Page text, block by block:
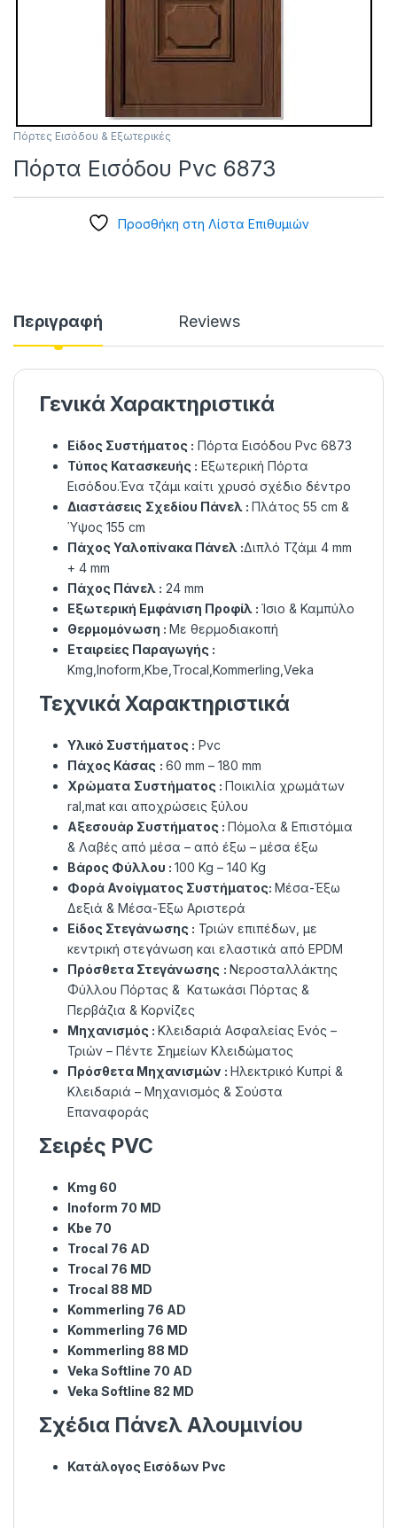
Πόρτες Εισόδου & Εξωτερικές
Πόρτα Εισόδου Pvc 6873
Προσθήκη στη Λίστα Επιθυμιών
Περιγραφή Reviews
Γενικά Χαρακτηριστικά
Είδος Συστήματος : Πόρτα Εισόδου Pvc 6873
Τύπος Κατασκευής : Εξωτερική Πόρτα
Εισόδου.Ένα τζάμι καίτι χρυσό σχέδιο δέντρο
Διαστάσεις Σχεδίου Πάνελ : Πλάτος 55 cm &
Ύψος 155 cm
Πάχος Υαλοπίνακα Πάνελ :Διπλό Τζάμι 4 mm
+ 4 mm
Πάχος Πάνελ : 24 mm
Εξωτερική Εμφάνιση Προφίλ : Ίσιο & Καμπύλο
Θερμομόνωση : Με θερμοδιακοπή
Εταιρείες Παραγωγής :
Kmg,Inoform,Kbe,Trocal,Kommerling,Veka
Τεχνικά Χαρακτηριστικά
Υλικό Συστήματος : Pvc
Πάχος Κάσας : 60 mm – 180 mm
Χρώματα Συστήματος : Ποικιλία χρωμάτων
ral,mat και αποχρώσεις ξύλου
Αξεσουάρ Συστήματος : Πόμολα & Επιστόμια
& Λαβές από μέσα – από έξω – μέσα έξω
Βάρος Φύλλου : 100 Kg – 140 Kg
Φορά Ανοίγματος Συστήματος: Μέσα-Έξω
Δεξιά & Μέσα-Έξω Αριστερά
Είδος Στεγάνωσης : Τριών επιπέδων, µε
κεντρική στεγάνωση και ελαστικά από EPDM
Πρόσθετα Στεγάνωσης : Νεροσταλλάκτης
Φύλλου Πόρτας & Κατωκάσι Πόρτας &
Περβάζια & Κορνίζες
Μηχανισμός : Κλειδαριά Ασφαλείας Ενός –
Τριών – Πέντε Σημείων Κλειδώματος
Πρόσθετα Μηχανισμών : Ηλεκτρικό Κυπρί &
Κλειδαριά – Μηχανισμός & Σούστα
Επαναφοράς
Σειρές PVC
Kmg 60
Inoform 70 MD
Kbe 70
Trocal 76 AD
Trocal 76 MD
Trocal 88 MD
Kommerling 76 AD
Kommerling 76 MD
Kommerling 88 MD
Veka Softline 70 AD
Veka Softline 82 MD
Σχέδια Πάνελ Αλουμινίου
Κατάλογος Εισόδων Pvc